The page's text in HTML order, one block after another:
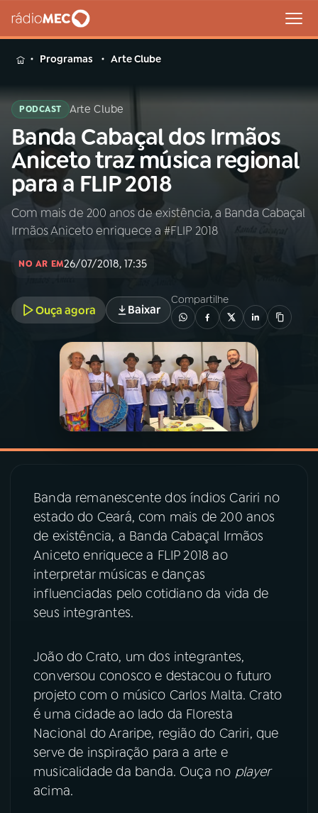
MENU
Buscar
na
Rádio
MEC
Buscar
Início AO VIVO
INÍCIO
A RÁDIO
PROGRAMAÇÃO
PROGRAMAS
PODCASTS
VIDEOCASTS
07ÚLTIMAS
PRÊMIO RÁDIO MEC
Facebook
Instagram X
TikTok
Programas Arte Clube
PODCAST Arte Clube
Banda Cabaçal dos Irmãos
Aniceto traz música regional
para a FLIP 2018
Com mais de 200 anos de existência, a Banda Cabaçal
Irmãos Aniceto enriquece a #FLIP 2018
NO AR EM26/07/2018, 17:35
Ouça agora Baixar
Compartilhe
Banda remanescente dos índios Cariri no
estado do Ceará, com mais de 200 anos
de existência, a Banda Cabaçal Irmãos
Aniceto enriquece a FLIP 2018 ao
interpretar músicas e danças
influenciadas pelo cotidiano da vida de
seus integrantes.
João do Crato, um dos integrantes,
conversou conosco e destacou o futuro
projeto com o músico Carlos Malta. Crato
é uma cidade ao lado da Floresta
Nacional do Araripe, região do Cariri, que
serve de inspiração para a arte e
musicalidade da banda. Ouça no player
acima.